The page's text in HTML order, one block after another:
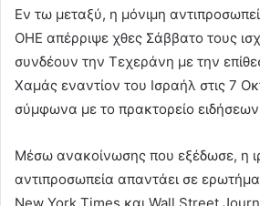
Εν τω μεταξύ, η μόνιμη
ΟΗΕ απέρριψε χθες Σάββατο τους
συνδέουν την Τεχεράνη με την
Χαμάς εναντίον του Ισραήλ στις 7
σύμφωνα με το πρακτορείο ειδήσεων
Μέσω ανακοίνωσης που εξέδωσε, η
αντιπροσωπεία απαντάει σε